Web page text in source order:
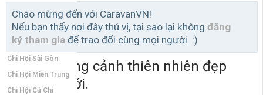
Chi Hội Đồng Nai
Chi Hội Miền Bắc
Chi Hội Bình Dương
Chi Hội Sài Gòn
Chi Hội Miền Trung
Chi Hội Củ Chi
Chào mừng đến với CaravanVN!
Nếu bạn thấy nơi đây thú vị, tại sao lại không đăng
ký tham gia để trao đổi cùng mọi người. :)
Những thắng cảnh thiên nhiên đẹp
nhất thế giới.